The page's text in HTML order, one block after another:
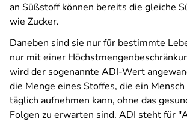
an Süßstoff können bereits die gleiche
wie Zucker.
Daneben sind sie nur für bestimmte
nur mit einer
wird der sogenannte ADI-Wert
die Menge eines Stoffes, die ein
täglich aufnehmen kann, ohne das
Folgen zu erwarten sind. ADI steht für